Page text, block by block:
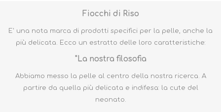
Fiocchi di Riso
E' una nota marca di prodotti specifici per la pelle, anche la
più delicata. Ecco un estratto delle loro caratteristiche:
"La nostra filosofia
Abbiamo messo la pelle al centro della nostra ricerca. A
partire da quella più delicata e indifesa: la cute del
neonato.